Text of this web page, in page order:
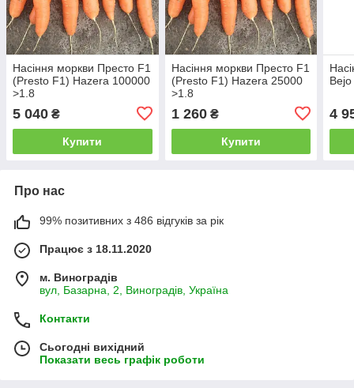
Насіння моркви Престо F1
(Presto F1) Hazera 100000
>1.8
5 040 ₴
Купити
Насіння моркви Престо F1
(Presto F1) Hazera 25000
>1.8
1 260₴
Купити
4
Про нас
99% позитивних з 486 відгуків за рік
Працює з 18.11.2020
м. Виноградів
вул, Базарна, 2, Виноградів, Україна
Контакти
Сьогодні вихідний
Показати весь графік роботи